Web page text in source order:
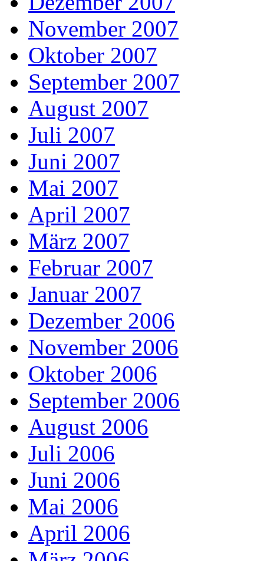
November 2007
Oktober 2007
September 2007
August 2007
Juli 2007
Juni 2007
Mai 2007
April 2007
März 2007
Februar 2007
Januar 2007
Dezember 2006
November 2006
Oktober 2006
September 2006
August 2006
Juli 2006
Juni 2006
Mai 2006
April 2006